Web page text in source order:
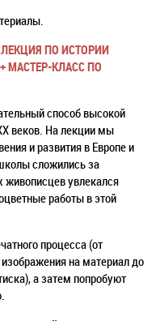
ЛЕКЦИЯ ПО ИСТОРИИ
МАСТЕР-КЛАСС ПО
способ высокой
веков. На лекции мы
и развития в Европе и
сложились за
живописцев увлекался
работы в этой
процесса (от
на материал до
а затем попробуют